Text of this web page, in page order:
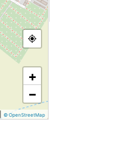
+
−
© OpenStreetMap